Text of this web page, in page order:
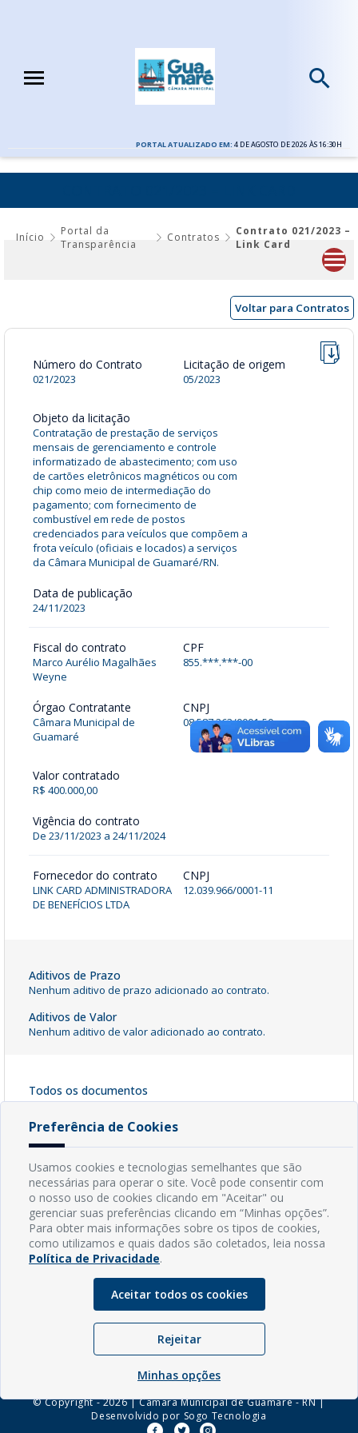
PORTAL ATUALIZADO EM: 4 DE AGOSTO DE 2026 ÀS 16:30H
Início
Portal da
Transparência
Contratos
Contrato 021/2023 –
Link Card
Voltar para Contratos
Número do Contrato
021/2023
Licitação de origem
05/2023
Objeto da licitação
Contratação de prestação de serviços
mensais de gerenciamento e controle
informatizado de abastecimento; com uso
de cartões eletrônicos magnéticos ou com
chip como meio de intermediação do
pagamento; com fornecimento de
combustível em rede de postos
credenciados para veículos que compõem a
frota veículo (oficiais e locados) a serviços
da Câmara Municipal de Guamaré/RN.
Data de publicação
24/11/2023
Fiscal do contrato
Marco Aurélio Magalhães
Weyne
CPF
855.***.***-00
Órgao Contratante
Câmara Municipal de
Guamaré
CNPJ
08.587.263/0001-50
Valor contratado
R$ 400.000,00
Vigência do contrato
De 23/11/2023 a 24/11/2024
Fornecedor do contrato
LINK CARD ADMINISTRADORA
DE BENEFÍCIOS LTDA
CNPJ
12.039.966/0001-11
Aditivos de Prazo
Nenhum aditivo de prazo adicionado ao contrato.
Aditivos de Valor
Nenhum aditivo de valor adicionado ao contrato.
Todos os documentos
Baixar Arquivo
INFORMAÇÕES
Endereço: Rua Capitão Vicente de Brito, S/N - Centro
CEP: 59598-000 - Guamaré - RN
Contato: (84) 3525-2032
E-mail: diretoria@guamare.rn.leg.br
Horário: Segunda a sexta-feira, das 8h às 12h
© Copyright - 2026 | Câmara Municipal de Guamaré - RN |
Desenvolvido por Sogo Tecnologia
Preferência de Cookies
Usamos cookies e tecnologias semelhantes que são
necessárias para operar o site. Você pode consentir com
o nosso uso de cookies clicando em "Aceitar" ou
gerenciar suas preferências clicando em “Minhas opções”.
Para obter mais informações sobre os tipos de cookies,
como utilizamos e quais dados são coletados, leia nossa
Política de Privacidade.
Aceitar todos os cookies
Rejeitar
Minhas opções